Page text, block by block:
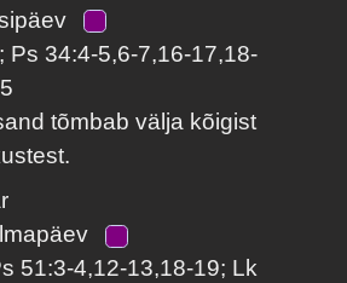
Ps 34:4-5,6-7,16-17,18-
tõmbab välja kõigist
51:3-4,12-13,18-19; Lk